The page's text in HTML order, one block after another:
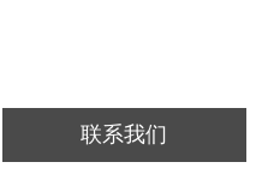
联系我们